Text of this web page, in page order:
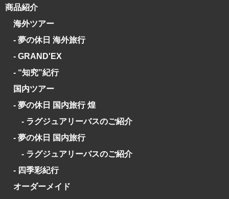
商品紹介
海外ツアー
- 夢の休日 海外旅行
- GRAND'EX
- “知究”紀行
国内ツアー
- 夢の休日 国内旅行 煌
- ラグジュアリーバスのご紹介
- 夢の休日 国内旅行
- ラグジュアリーバスのご紹介
- 四季彩紀行
オーダーメイド